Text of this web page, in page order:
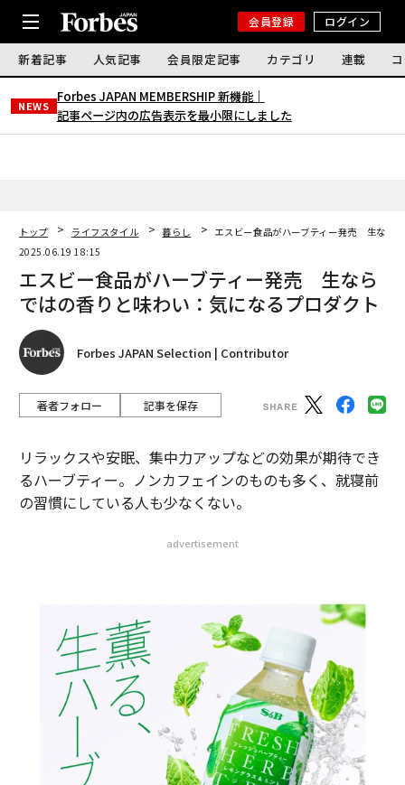
会員登録 ログイン
新着記事 人気記事 会員限定記事 カテゴリ 連載
NEWS
Forbes JAPAN MEMBERSHIP 新機能｜
記事ページ内の広告表示を最小限にしました
トップ ライフスタイル 暮らし
エスビー食品がハーブティー発売 生なら
2025.06.19 18:15
エスビー食品がハーブティー発売 生なら
ではの香りと味わい：気になるプロダクト
Forbes JAPAN Selection | Contributor
著者フォロー 記事を保存
リラックスや安眠、集中力アップなどの効果が期待でき
るハーブティー。ノンカフェインのものも多く、就寝前
の習慣にしている人も少なくない。
advertisement